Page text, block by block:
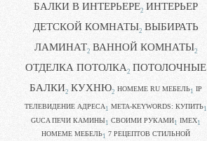
БАЛКИ В ИНТЕРЬЕРЕ2 ИНТЕРЬЕР
ДЕТСКОЙ КОМНАТЫ2 ВЫБИРАТЬ
ЛАМИНАТ2 ВАННОЙ КОМНАТЫ2
ОТДЕЛКА ПОТОЛКА2 ПОТОЛОЧНЫЕ
БАЛКИ2 КУХНЮ2 HOMEME RU МЕБЕЛЬ1 IP
ТЕЛЕВИДЕНИЕ АДРЕСА 1 META-KEYWORDS: КУПИТЬ1
GUCA ПЕЧИ КАМИНЫ1 CВОИМИ РУКАМИ1 IMEX1
HOMEME МЕБЕЛЬ1 7 РЕЦЕПТОВ СТИЛЬНОЙ